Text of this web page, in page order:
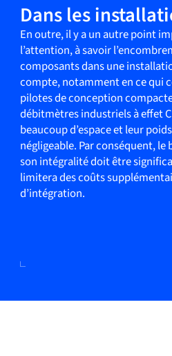
Dans les
En outre, il y a un autre point
l’attention, à savoir
composants dans une
compte, notamment en ce qui
pilotes de conception
débitmètres industriels à effet
beaucoup d’espace et leur
négligeable. Par conséquent, le
son intégralité doit être
limitera des coûts
d’intégration.